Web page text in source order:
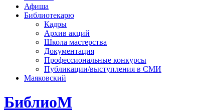
Афиша
Библиотекарю
Кадры
Архив акций
Школа мастерства
Документация
Профессиональные конкурсы
Публикации/выступления в СМИ
Маяковский
БиблиоМ